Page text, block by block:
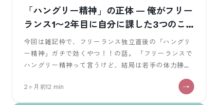
「ハングリー精神」の正体 — 俺がフリー
ランス1〜2年目に自分に課した3つのこ
と
今回は雑記枠で、フリーランス独立直後の「ハングリ
ー精神」ガチで効くやつ！！の話。 「フリーランスで
ハングリー精神って言うけど、結局は若手の体力勝負
2ヶ月前12 min